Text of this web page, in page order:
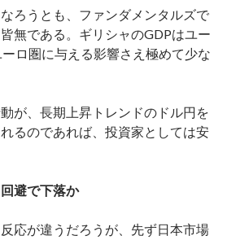
ろうとも、ファンダメンタルズで
無である。ギリシャのGDPはユー
ロ圏に与える影響さえ極めて少な
が、長期上昇トレンドのドル円を
るのであれば、投資家としては安
避で下落か
応が違うだろうが、先ず日本市場